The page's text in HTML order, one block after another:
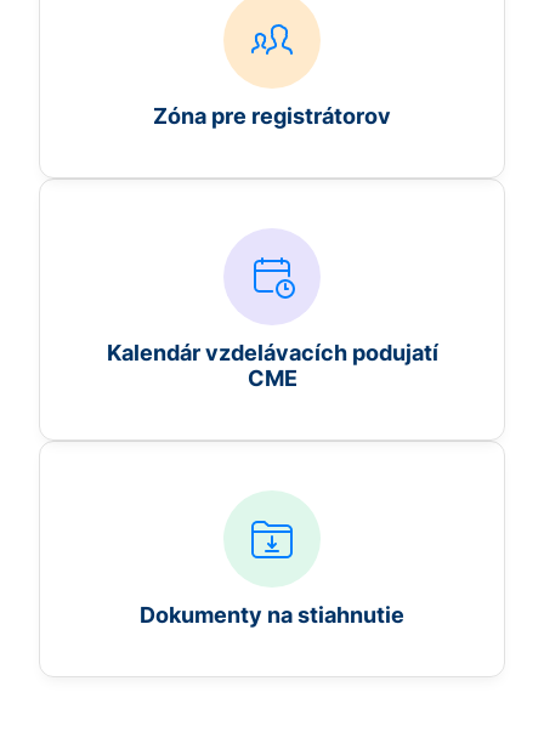
Zóna pre registrátorov
Kalendár vzdelávacích podujatí
CME
Dokumenty na stiahnutie